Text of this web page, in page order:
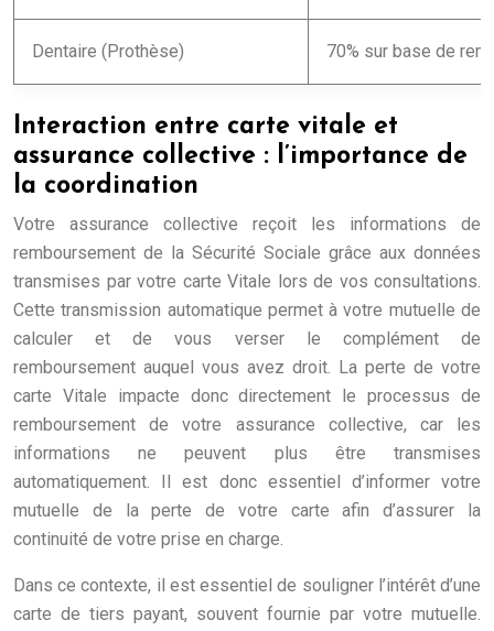
Dentaire (Prothèse) 70% sur base de
Interaction entre carte vitale et
assurance collective : l’importance de
la coordination
Votre assurance collective reçoit les informations de
remboursement de la Sécurité Sociale grâce aux données
transmises par votre carte Vitale lors de vos consultations.
Cette transmission automatique permet à votre mutuelle de
calculer et de vous verser le complément de
remboursement auquel vous avez droit. La perte de votre
carte Vitale impacte donc directement le processus de
remboursement de votre assurance collective, car les
informations ne peuvent plus être transmises
automatiquement. Il est donc essentiel d’informer votre
mutuelle de la perte de votre carte afin d’assurer la
continuité de votre prise en charge.
Dans ce contexte, il est essentiel de souligner l’intérêt d’une
carte de tiers payant, souvent fournie par votre mutuelle.